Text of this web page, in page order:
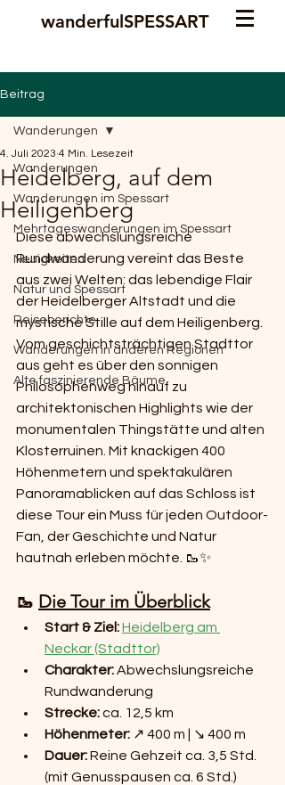
wanderfulSPESSART
Beitrag
Wanderungen
Wanderungen im Spessart
Mehrtageswanderungen im Spessart
Neuigkeiten
Natur und Spessart
Reiseberichte
Wanderungen in anderen Regionen
Alte faszinierende Bäume
Wanderungen
Heidelberg, auf dem
Heiligenberg
4. Juli 2023 4 Min. Lesezeit
Diese abwechslungsreiche
Rundwanderung vereint das Beste
aus zwei Welten: das lebendige Flair
der Heidelberger Altstadt und die
mystische Stille auf dem Heiligenberg.
Vom geschichtsträchtigen Stadttor
aus geht es über den sonnigen
Philosophenweg hinauf zu
architektonischen Highlights wie der
monumentalen Thingstätte und alten
Klosterruinen. Mit knackigen 400
Höhenmetern und spektakulären
Panoramablicken auf das Schloss ist
diese Tour ein Muss für jeden Outdoor-
Fan, der Geschichte und Natur
hautnah erleben möchte. 🥾✨
🥾 Die Tour im Überblick
Start & Ziel:Heidelberg am
Neckar (Stadttor)
Charakter: Abwechslungsreiche
Rundwanderung
Strecke: ca. 12,5 km
Höhenmeter: ↗️ 400 m | ↘️ 400 m
Dauer: Reine Gehzeit ca. 3,5 Std.
(mit Genusspausen ca. 6 Std.)